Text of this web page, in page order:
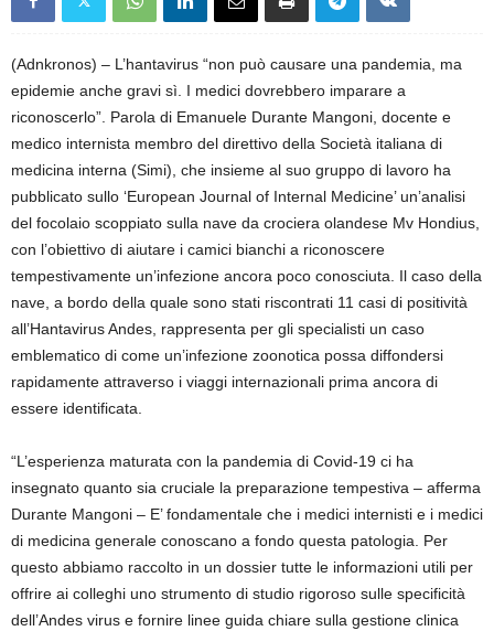
(Adnkronos) – L’hantavirus “non può causare una pandemia, ma
epidemie anche gravi sì. I medici dovrebbero imparare a
riconoscerlo”. Parola di Emanuele Durante Mangoni, docente e
medico internista membro del direttivo della Società italiana di
medicina interna (Simi), che insieme al suo gruppo di lavoro ha
pubblicato sullo ‘European Journal of Internal Medicine’ un’analisi
del focolaio scoppiato sulla nave da crociera olandese Mv Hondius,
con l’obiettivo di aiutare i camici bianchi a riconoscere
tempestivamente un’infezione ancora poco conosciuta. Il caso della
nave, a bordo della quale sono stati riscontrati 11 casi di positività
all’Hantavirus Andes, rappresenta per gli specialisti un caso
emblematico di come un’infezione zoonotica possa diffondersi
rapidamente attraverso i viaggi internazionali prima ancora di
essere identificata.
“L’esperienza maturata con la pandemia di Covid-19 ci ha
insegnato quanto sia cruciale la preparazione tempestiva – afferma
Durante Mangoni – E’ fondamentale che i medici internisti e i medici
di medicina generale conoscano a fondo questa patologia. Per
questo abbiamo raccolto in un dossier tutte le informazioni utili per
offrire ai colleghi uno strumento di studio rigoroso sulle specificità
dell’Andes virus e fornire linee guida chiare sulla gestione clinica